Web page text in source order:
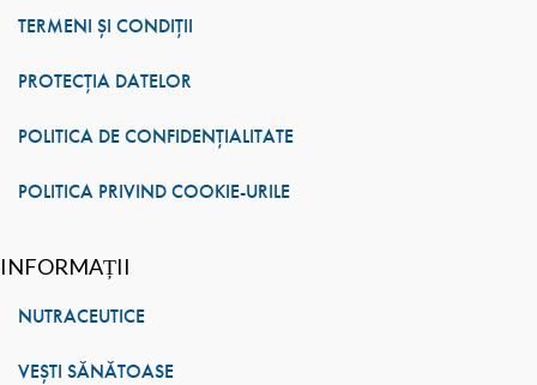
TERMENI ȘI CONDIȚII
PROTECȚIA DATELOR
POLITICA DE CONFIDENȚIALITATE
POLITICA PRIVIND COOKIE-URILE
INFORMAȚII
NUTRACEUTICE
VEȘTI SĂNĂTOASE